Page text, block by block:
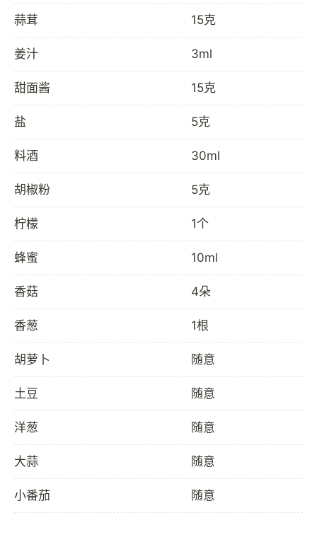
蒜茸 15克
姜汁 3ml
甜面酱 15克
盐 5克
料酒 30ml
胡椒粉 5克
柠檬 1个
蜂蜜 10ml
香菇 4朵
香葱 1根
胡萝卜 随意
土豆 随意
洋葱 随意
大蒜 随意
小番茄 随意